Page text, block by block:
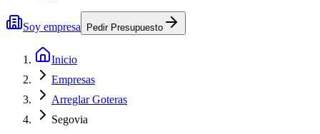
Soy empresa Pedir Presupuesto
Inicio
Empresas
Arreglar Goteras
Segovia